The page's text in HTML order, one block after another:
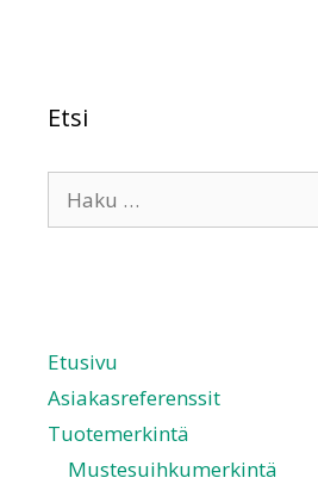
Etsi
Etusivu
Asiakasreferenssit
Tuotemerkintä
Mustesuihkumerkintä